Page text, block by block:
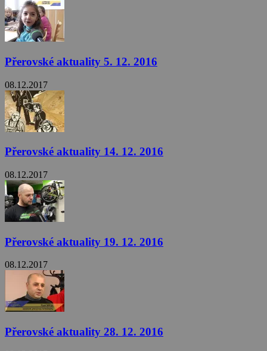
Přerovské aktuality 5. 12. 2016
08.12.2017
Přerovské aktuality 14. 12. 2016
08.12.2017
Přerovské aktuality 19. 12. 2016
08.12.2017
Přerovské aktuality 28. 12. 2016